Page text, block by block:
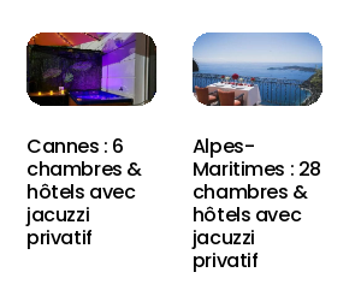
Cannes : 6
chambres &
hôtels avec
jacuzzi
privatif
Alpes-
Maritimes : 28
chambres &
hôtels avec
jacuzzi
privatif